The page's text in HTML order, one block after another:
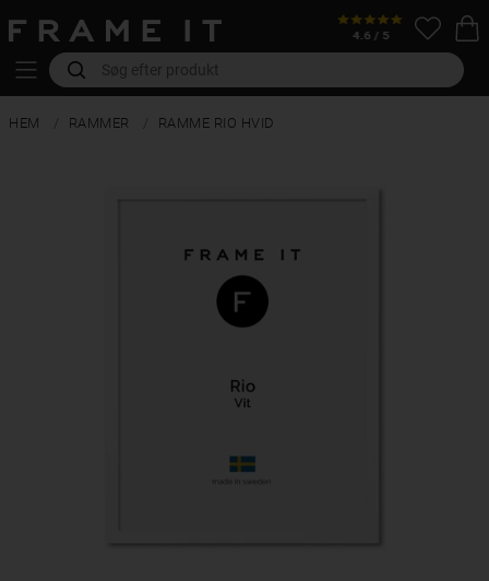
HEM RAMMER RAMME RIO HVID